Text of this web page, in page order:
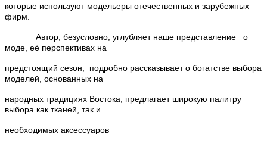
которые используют модельеры отечественных и зарубежных
фирм.
Автор, безусловно, углубляет наше представление о
моде, её перспективах на
предстоящий сезон, подробно рассказывает о богатстве выбора
моделей, основанных на
народных традициях Востока, предлагает широкую палитру
выбора как тканей, так и
необходимых аксессуаров